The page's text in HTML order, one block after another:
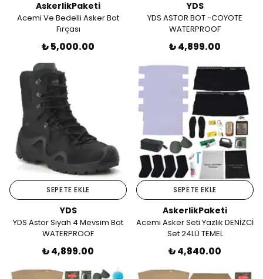
AskerlikPaketi
Acemi Ve Bedelli Asker Bot
Fırçası
₺ 5,000.00
YDS
YDS ASTOR BOT -COYOTE
WATERPROOF
₺ 4,899.00
SEPETE EKLE
YDS
YDS Astor Siyah 4 Mevsim Bot
WATERPROOF
₺ 4,899.00
SEPETE EKLE
AskerlikPaketi
Acemi Asker Seti Yazlık DENİZCİ
Set 24LÜ TEMEL
₺ 4,840.00